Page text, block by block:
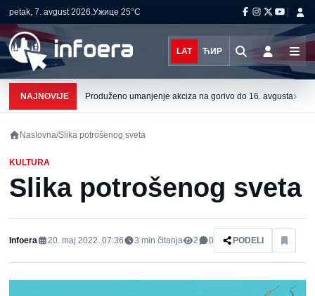
petak, 7. avgust 2026.Ужице 25°C
LAT ЋИР
NAJNOVIJE Produženo umanjenje akciza na gorivo do 16. avgusta›
Naslovna/Slika potrošenog sveta
KULTURA
Slika potrošenog sveta
Infoera 20. maj 2022. 07:36 3 min čitanja 2 0 PODELI